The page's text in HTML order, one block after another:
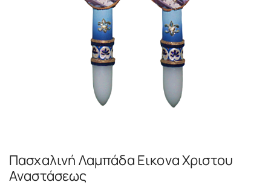
Πασχαλινή Λαμπάδα Εικονα Χριστου
Αναστάσεως